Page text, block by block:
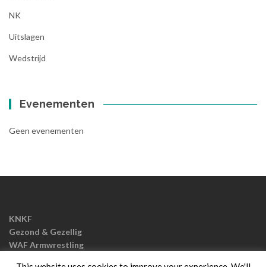
NK
Uitslagen
Wedstrijd
Evenementen
Geen evenementen
KNKF
Gezond & Gezellig
WAF Armwrestling